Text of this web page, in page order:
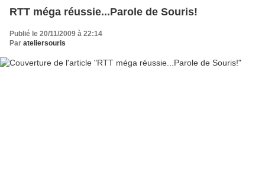
RTT méga réussie...Parole de Souris!
Publié le 20/11/2009 à 22:14
Par ateliersouris